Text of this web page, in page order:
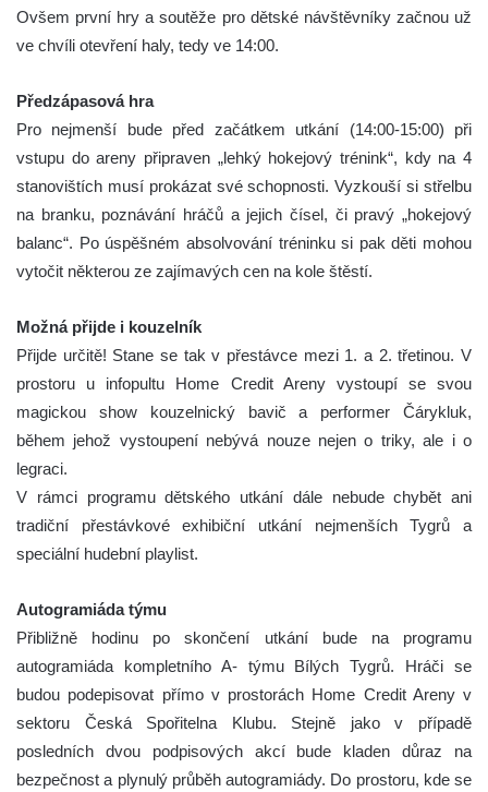
Ovšem první hry a soutěže pro dětské návštěvníky začnou už
ve chvíli otevření haly, tedy ve 14:00.
Předzápasová hra
Pro nejmenší bude před začátkem utkání (14:00-15:00) při
vstupu do areny připraven „lehký hokejový trénink“, kdy na 4
stanovištích musí prokázat své schopnosti. Vyzkouší si střelbu
na branku, poznávání hráčů a jejich čísel, či pravý „hokejový
balanc“. Po úspěšném absolvování tréninku si pak děti mohou
vytočit některou ze zajímavých cen na kole štěstí.
Možná přijde i kouzelník
Přijde určitě! Stane se tak v přestávce mezi 1. a 2. třetinou. V
prostoru u infopultu Home Credit Areny vystoupí se svou
magickou show kouzelnický bavič a performer Čárykluk,
během jehož vystoupení nebývá nouze nejen o triky, ale i o
legraci.
V rámci programu dětského utkání dále nebude chybět ani
tradiční přestávkové exhibiční utkání nejmenších Tygrů a
speciální hudební playlist.
Autogramiáda týmu
Přibližně hodinu po skončení utkání bude na programu
autogramiáda kompletního A- týmu Bílých Tygrů. Hráči se
budou podepisovat přímo v prostorách Home Credit Areny v
sektoru Česká Spořitelna Klubu. Stejně jako v případě
posledních dvou podpisových akcí bude kladen důraz na
bezpečnost a plynulý průběh autogramiády. Do prostoru, kde se